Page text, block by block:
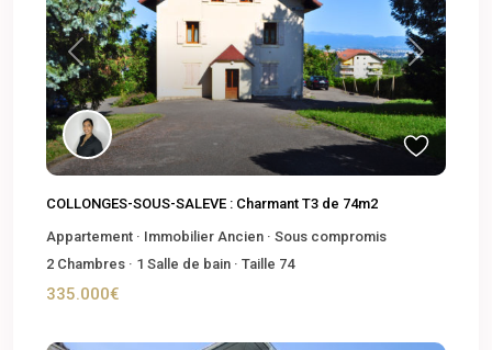
Previous Next
COLLONGES-SOUS-SALEVE : Charmant T3 de 74m2
Appartement · Immobilier Ancien · Sous compromis
2 Chambres · 1 Salle de bain · Taille 74
335.000€